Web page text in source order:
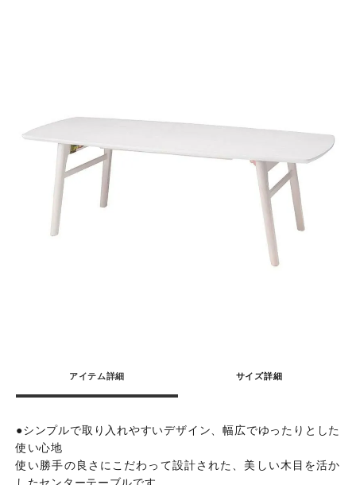
アイテム詳細 サイズ詳細
●シンプルで取り入れやすいデザイン、幅広でゆったりとした
使い心地
使い勝手の良さにこだわって設計された、美しい木目を活か